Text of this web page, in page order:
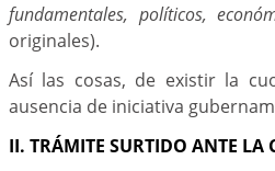
fundamentales, políticos,
originales).
Así las cosas, de existir la
ausencia de iniciativa
II. TRÁMITE SURTIDO ANTE LA